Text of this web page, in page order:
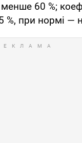
60 %;
%, при нормі —